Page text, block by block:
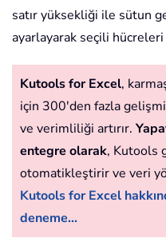
satır yüksekliği ile sütun
ayarlayarak seçili hücreleri
Kutools for Excel,
için 300'den fazla
ve verimliliği artırır.
entegre olarak, Kutools
otomatikleştirir ve veri
Kutools for Excel
deneme...